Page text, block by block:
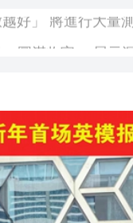
「APEC大會倒計時
社會以手部按摩連